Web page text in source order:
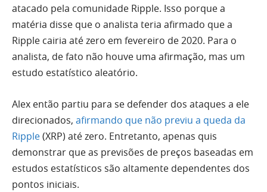
atacado pela comunidade Ripple. Isso porque a
matéria disse que o analista teria afirmado que a
Ripple cairia até zero em fevereiro de 2020. Para o
analista, de fato não houve uma afirmação, mas um
estudo estatístico aleatório.
Alex então partiu para se defender dos ataques a ele
direcionados, afirmando que não previu a queda da
Ripple(XRP) até zero. Entretanto, apenas quis
demonstrar que as previsões de preços baseadas em
estudos estatísticos são altamente dependentes dos
pontos iniciais.